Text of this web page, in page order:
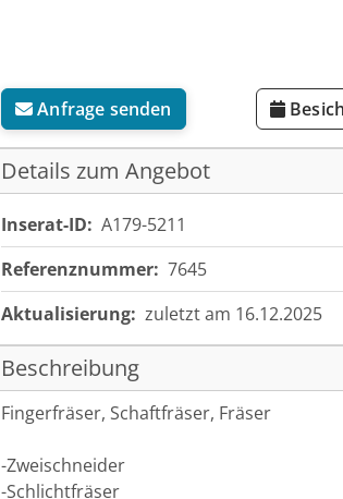
Anfrage senden
Details zum Angebot
Inserat-ID: A179-5211
Referenznummer: 7645
Aktualisierung: zuletzt am 16.12.2025
Beschreibung
Fingerfräser, Schaftfräser, Fräser
-Zweischneider
-Schlichtfräser